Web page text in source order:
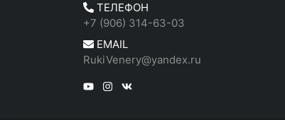
ТЕЛЕФОН
+7 (906) 314-63-03
EMAIL
RukiVenery@yandex.ru